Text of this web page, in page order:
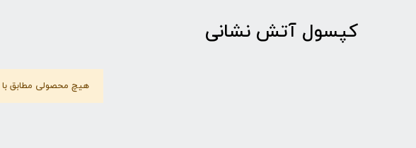
کپسول آتش نشانی
هیچ محصولی مطابق با